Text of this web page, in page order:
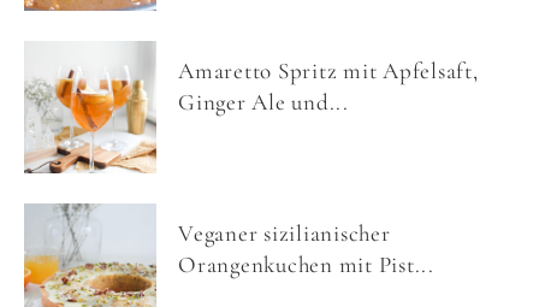
Amaretto Spritz mit Apfelsaft,
Ginger Ale und...
Veganer sizilianischer
Orangenkuchen mit Pist...